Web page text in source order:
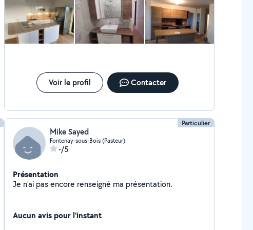
aider!
Voir le profil Contacter
Particulier
Mike Sayed
Fontenay-sous-Bois (Pasteur)
-/5
Présentation
Je n'ai pas encore renseigné ma présentation.
Aucun avis pour l'instant